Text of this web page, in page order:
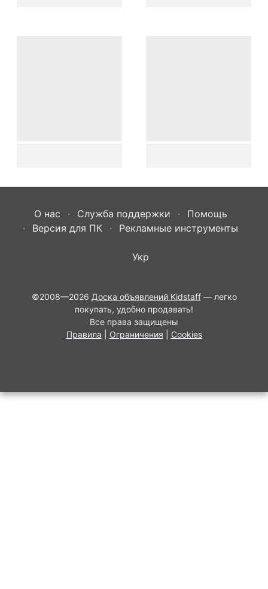
О нас Служба поддержки
Помощь
Версия для ПК
Рекламные инструменты
Укр
©2008—2026 Доска объявлений Kidstaff— легко
покупать, удобно продавать!
Все права защищены
Правила
Ограничения Cookies